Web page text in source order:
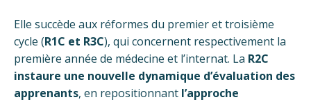
Elle succède aux réformes du premier et troisième
cycle (R1C et R3C), qui concernent respectivement la
première année de médecine et l’internat. La R2C
instaure une nouvelle dynamique d’évaluation des
apprenants, en repositionnant l’approche